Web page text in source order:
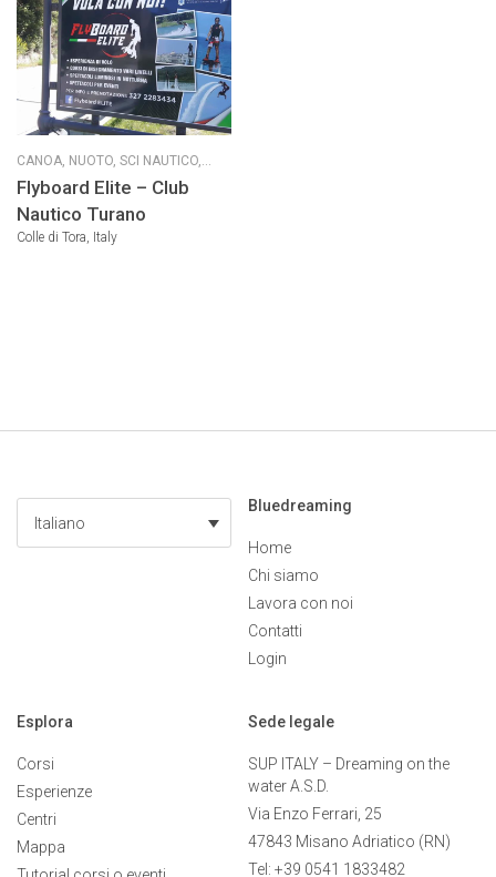
CANOA, NUOTO, SCI NAUTICO,
SCUOLE SPECIALIZZATE,
SPORT
NAUTICI MOTORIZZATI
Flyboard Elite – Club
Nautico Turano
Colle di Tora, Italy
Italiano
Bluedreaming
Home
Chi siamo
Lavora con noi
Contatti
Login
Esplora
Corsi
Esperienze
Centri
Mappa
Sede legale
SUP ITALY – Dreaming on the
water A.S.D.
Via Enzo Ferrari, 25
47843 Misano Adriatico (RN)
Tel: +39 0541 1833482